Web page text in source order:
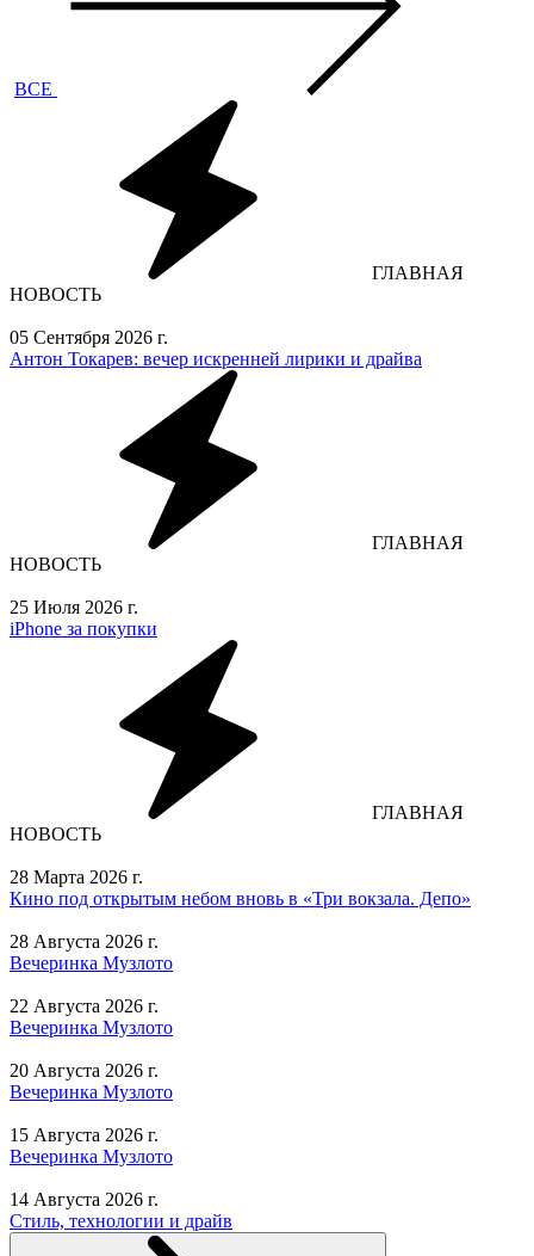
ВСЕ
ГЛАВНАЯ
НОВОСТЬ
05 Сентября 2026 г.
Антон Токарев: вечер искренней лирики и драйва
ГЛАВНАЯ
НОВОСТЬ
25 Июля 2026 г.
iPhone за покупки
ГЛАВНАЯ
НОВОСТЬ
28 Марта 2026 г.
Кино под открытым небом вновь в «Три вокзала. Депо»
28 Августа 2026 г.
Вечеринка Музлото
22 Августа 2026 г.
Вечеринка Музлото
20 Августа 2026 г.
Вечеринка Музлото
15 Августа 2026 г.
Вечеринка Музлото
14 Августа 2026 г.
Стиль, технологии и драйв